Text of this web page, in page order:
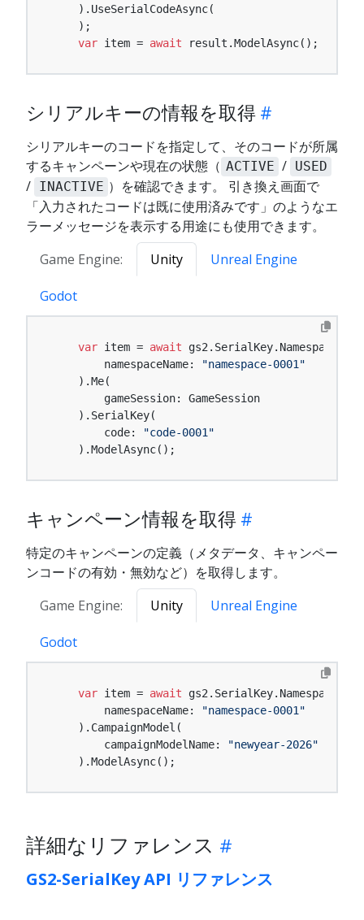
    ).UseSerialCodeAsync(
    );
var item = await result.ModelAsync();
シリアルキーの情報を取得
シリアルキーのコードを指定して、そのコードが所属
するキャンペーンや現在の状態（ ACTIVE / USED
/ INACTIVE ）を確認できます。 引き換え画面で
「入力されたコードは既に使用済みです」のようなエ
ラーメッセージを表示する用途にも使用できます。
Game Engine:
Unity Unreal Engine
Godot
var item = await gs2.SerialKey.Namespace(
        namespaceName:
"namespace-0001"
    ).Me(
        gameSession: GameSession
    ).SerialKey(
        code:
"code-0001"
    ).ModelAsync();
キャンペーン情報を取得
特定のキャンペーンの定義（メタデータ、キャンペー
ンコードの有効・無効など）を取得します。
Game Engine:
Unity Unreal Engine
Godot
var item = await gs2.SerialKey.Namespace(
        namespaceName:
"namespace-0001"
    ).CampaignModel(
        campaignModelName:
"newyear-2026"
    ).ModelAsync();
詳細なリファレンス
GS2-SerialKey API リファレンス